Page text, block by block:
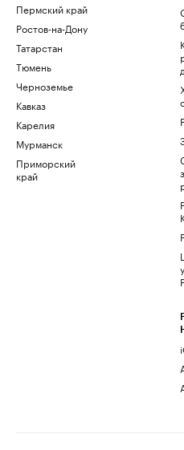
Пермский край
Ростов-на-Дону
Татарстан
Тюмень
Черноземье
Кавказ
Карелия
Мурманск
Приморский
край